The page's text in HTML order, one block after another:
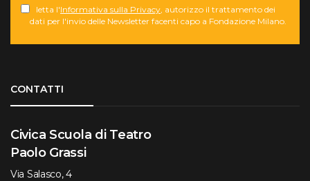
letta l'Informativa sulla Privacy , autorizzo il trattamento dei
dati per l'invio delle Newsletter facenti capo a Fondazione Milano.
CONTATTI
Civica Scuola di Teatro
Paolo Grassi
Via Salasco, 4